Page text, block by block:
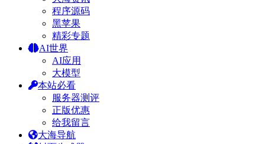
程序源码
黑苹果
精彩专题
AI世界
AI应用
大模型
本站必看
服务器测评
正版优惠
给我留言
大海导航